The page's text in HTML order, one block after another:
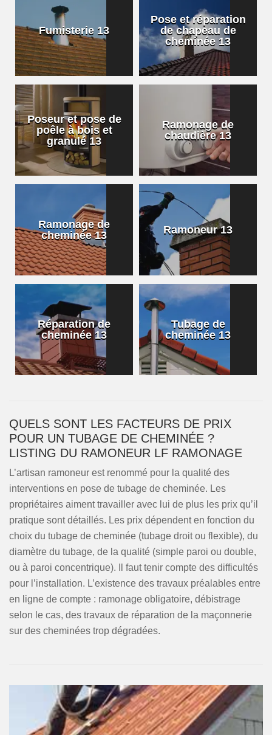
Fumisterie 13
Pose et réparation
de chapeau de
cheminée 13
Poseur et pose de
poêle à bois et
granulé 13
Ramonage de
chaudière 13
Ramonage de
cheminée 13
Ramoneur 13
Réparation de
cheminée 13
Tubage de
cheminée 13
QUELS SONT LES FACTEURS DE PRIX
POUR UN TUBAGE DE CHEMINÉE ?
LISTING DU RAMONEUR LF RAMONAGE
L’artisan ramoneur est renommé pour la qualité des
interventions en pose de tubage de cheminée. Les
propriétaires aiment travailler avec lui de plus les prix qu’il
pratique sont détaillés. Les prix dépendent en fonction du
choix du tubage de cheminée (tubage droit ou flexible), du
diamètre du tubage, de la qualité (simple paroi ou double,
ou à paroi concentrique). Il faut tenir compte des difficultés
pour l’installation. L’existence des travaux préalables entre
en ligne de compte : ramonage obligatoire, débistrage
selon le cas, des travaux de réparation de la maçonnerie
sur des cheminées trop dégradées.